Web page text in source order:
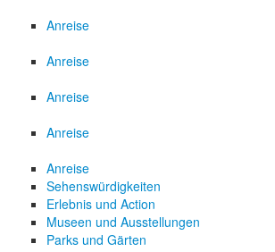
Anreise
Anreise
Anreise
Anreise
Anreise
Sehenswürdigkeiten
Erlebnis und Action
Museen und Ausstellungen
Parks und Gärten